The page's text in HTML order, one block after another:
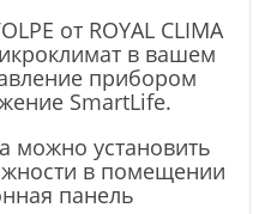
от ROYAL CLIMA
в вашем
прибором
SmartLife.
можно установить
в помещении
панель